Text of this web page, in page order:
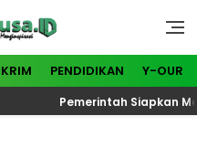
PENDIDIKAN Y-OUR
Pemerintah Siapkan